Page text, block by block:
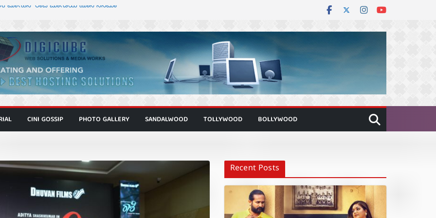
ಮೋಹನ್ ರಾಜ ಜೋಡಿಯ ಹೊಸ ಸಿನಿಮಾ
ಅಜೇಯಂ” ಹಾಡಿದ ದೃಶ್ಯ ವೈಭವ
ಅಭಿನಯದ ‘ಬಾಸ್’ ಚಿತ್ರ ತೆರೆಗೆ
ಮಿತ್ರ ಅಭಿನಯದ “ಮಹಾನ್” ಫಸ್ಟ್ ಲುಕ್
CINI GOSSIP PHOTO GALLERY SANDALWOOD TOLLYWOOD BOLLYWOOD
Recent Posts